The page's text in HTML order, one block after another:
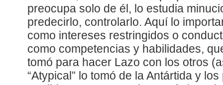
preocupa solo de él, lo estudia
predecirlo, controlarlo. Aquí lo
como intereses restringidos o
como competencias y habilidades,
tomó para hacer Lazo con los otros
“Atypical” lo tomó de la Antártida y